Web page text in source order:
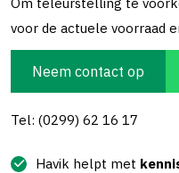
voor de actuele voorraad
Neem contact op
Tel: (0299) 62 16 17
Havik helpt met